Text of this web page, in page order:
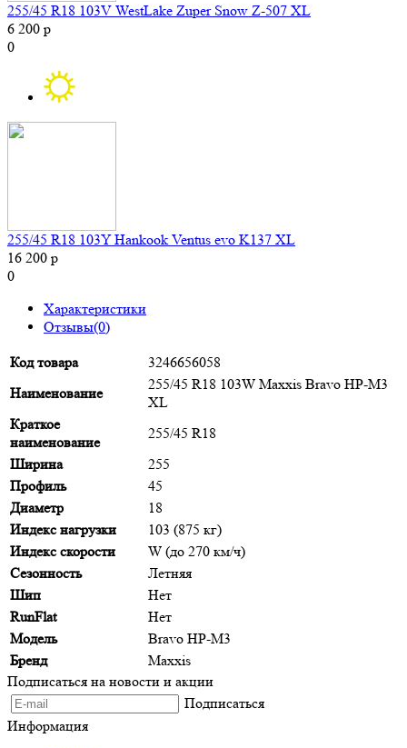
255/45 R18 103V WestLake Zuper Snow Z-507 XL
6 200 р
0
255/45 R18 103Y Hankook Ventus evo K137 XL
16 200 р
0
Характеристики
Отзывы(0)
Код товара
3246656058
Наименование
255/45 R18 103W Maxxis Bravo HP-M3
XL
Краткое
наименование
255/45 R18
Ширина
255
Профиль
45
Диаметр
18
Индекс нагрузки
103 (875 кг)
Индекс скорости
W (до 270 км/ч)
Сезонность
Летняя
Шип
Нет
RunFlat
Нет
Модель
Bravo HP-M3
Бренд
Maxxis
Подписаться на новости и акции
Подписаться
Информация